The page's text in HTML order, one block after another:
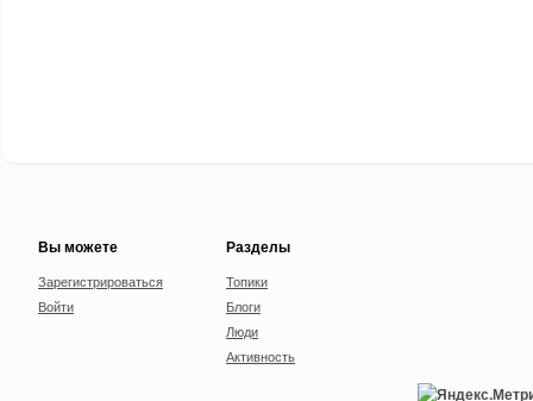
Вы можете
Зарегистрироваться
Войти
Разделы
Топики
Блоги
Люди
Активность